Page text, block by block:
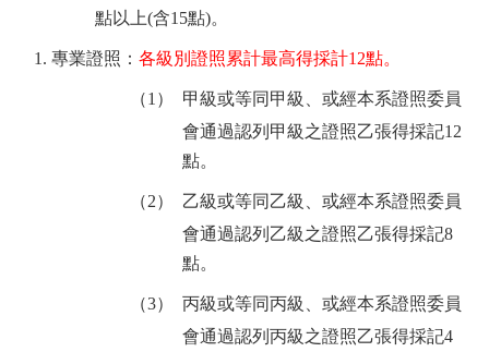
點以上(含15點)。
1. 專業證照： 各級別證照累計最高得採計12點。
（1）
甲級或等同甲級、或經本系證照委員
會通過認列甲級之證照乙張得採記12
點。
（2）
乙級或等同乙級、或經本系證照委員
會通過認列乙級之證照乙張得採記8
點。
（3）
丙級或等同丙級、或經本系證照委員
會通過認列丙級之證照乙張得採記4